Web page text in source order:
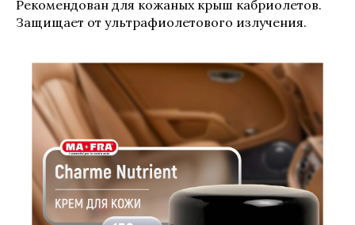
Рекомендован для кожаных крыш кабриолетов.
Защищает от ультрафиолетового излучения.